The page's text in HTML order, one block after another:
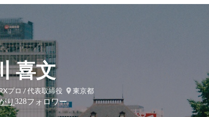
喜文
プロ / 代表取締役
東京都
り 328フォロワー